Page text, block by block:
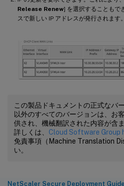
Release Renew] を選択することもで
スで新しい IP アドレスが発行されます。
この製品ドキュメントの正式なバ
以外のすべてのバージョンは、お
供され、機械翻訳された内容が含
詳しくは、 Cloud Software Group
免責事項（Machine Translation
い。
NetScaler Secure Deployment Guide